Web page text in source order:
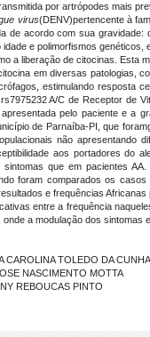
por artrópodes mais
virus(DENV)pertencente à
de acordo com sua
e polimorfismos
a liberação de citocinas. Esta
em diversas patologias,
estimulando resposta
A/C de Receptor de
pelo paciente e a
de Parnaíba-PI, que
não apresentando
aos portadores do
sintomas que em pacientes
foram comparados os
e frequências
entre a frequência
onde a modulação dos sintomas
CAROLINA TOLEDO DA
NASCIMENTO MOTTA
REBOUCAS PINTO